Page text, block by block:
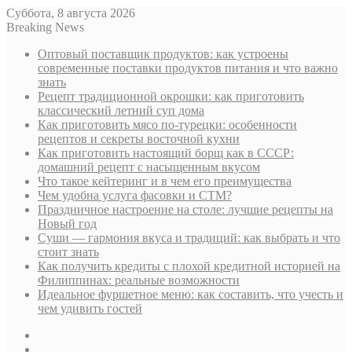
Суббота, 8 августа 2026
Breaking News
Оптовый поставщик продуктов: как устроены
современные поставки продуктов питания и что важно
знать
Рецепт традиционной окрошки: как приготовить
классический летний суп дома
Как приготовить мясо по-турецки: особенности
рецептов и секреты восточной кухни
Как приготовить настоящий борщ как в СССР:
домашний рецепт с насыщенным вкусом
Что такое кейтеринг и в чем его преимущества
Чем удобна услуга фасовки и СТМ?
Праздничное настроение на столе: лучшие рецепты на
Новый год
Суши — гармония вкуса и традиций: как выбрать и что
стоит знать
Как получить кредиты с плохой кредитной историей на
Филиппинах: реальные возможности
Идеальное фуршетное меню: как составить, что учесть и
чем удивить гостей